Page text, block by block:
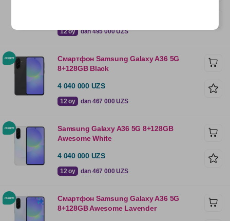
12 oy dan 495 000 UZS
Смартфон Samsung Galaxy A36 5G
8+128GB Black
4 040 000 UZS
12 oy dan 467 000 UZS
Samsung Galaxy A36 5G 8+128GB
Awesome White
4 040 000 UZS
12 oy dan 467 000 UZS
Смартфон Samsung Galaxy A36 5G
8+128GB Awesome Lavender